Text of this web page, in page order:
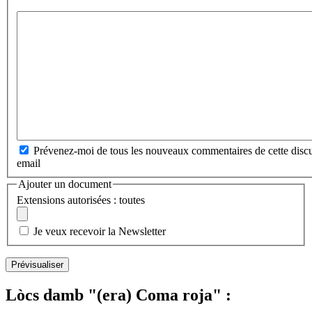
Prévenez-moi de tous les nouveaux commentaires de cette
email
Ajouter un document
Extensions autorisées : toutes
Je veux recevoir la Newsletter
Lòcs damb "(era) Coma roja" :